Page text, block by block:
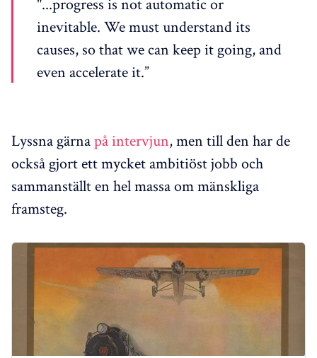
inevitable. We must understand its
causes, so that we can keep it going, and
even accelerate it.”
Lyssna gärnapå intervjun, men till den har de
också gjort ett mycket ambitiöst jobb och
sammanställt en hel massa om mänskliga
framsteg.